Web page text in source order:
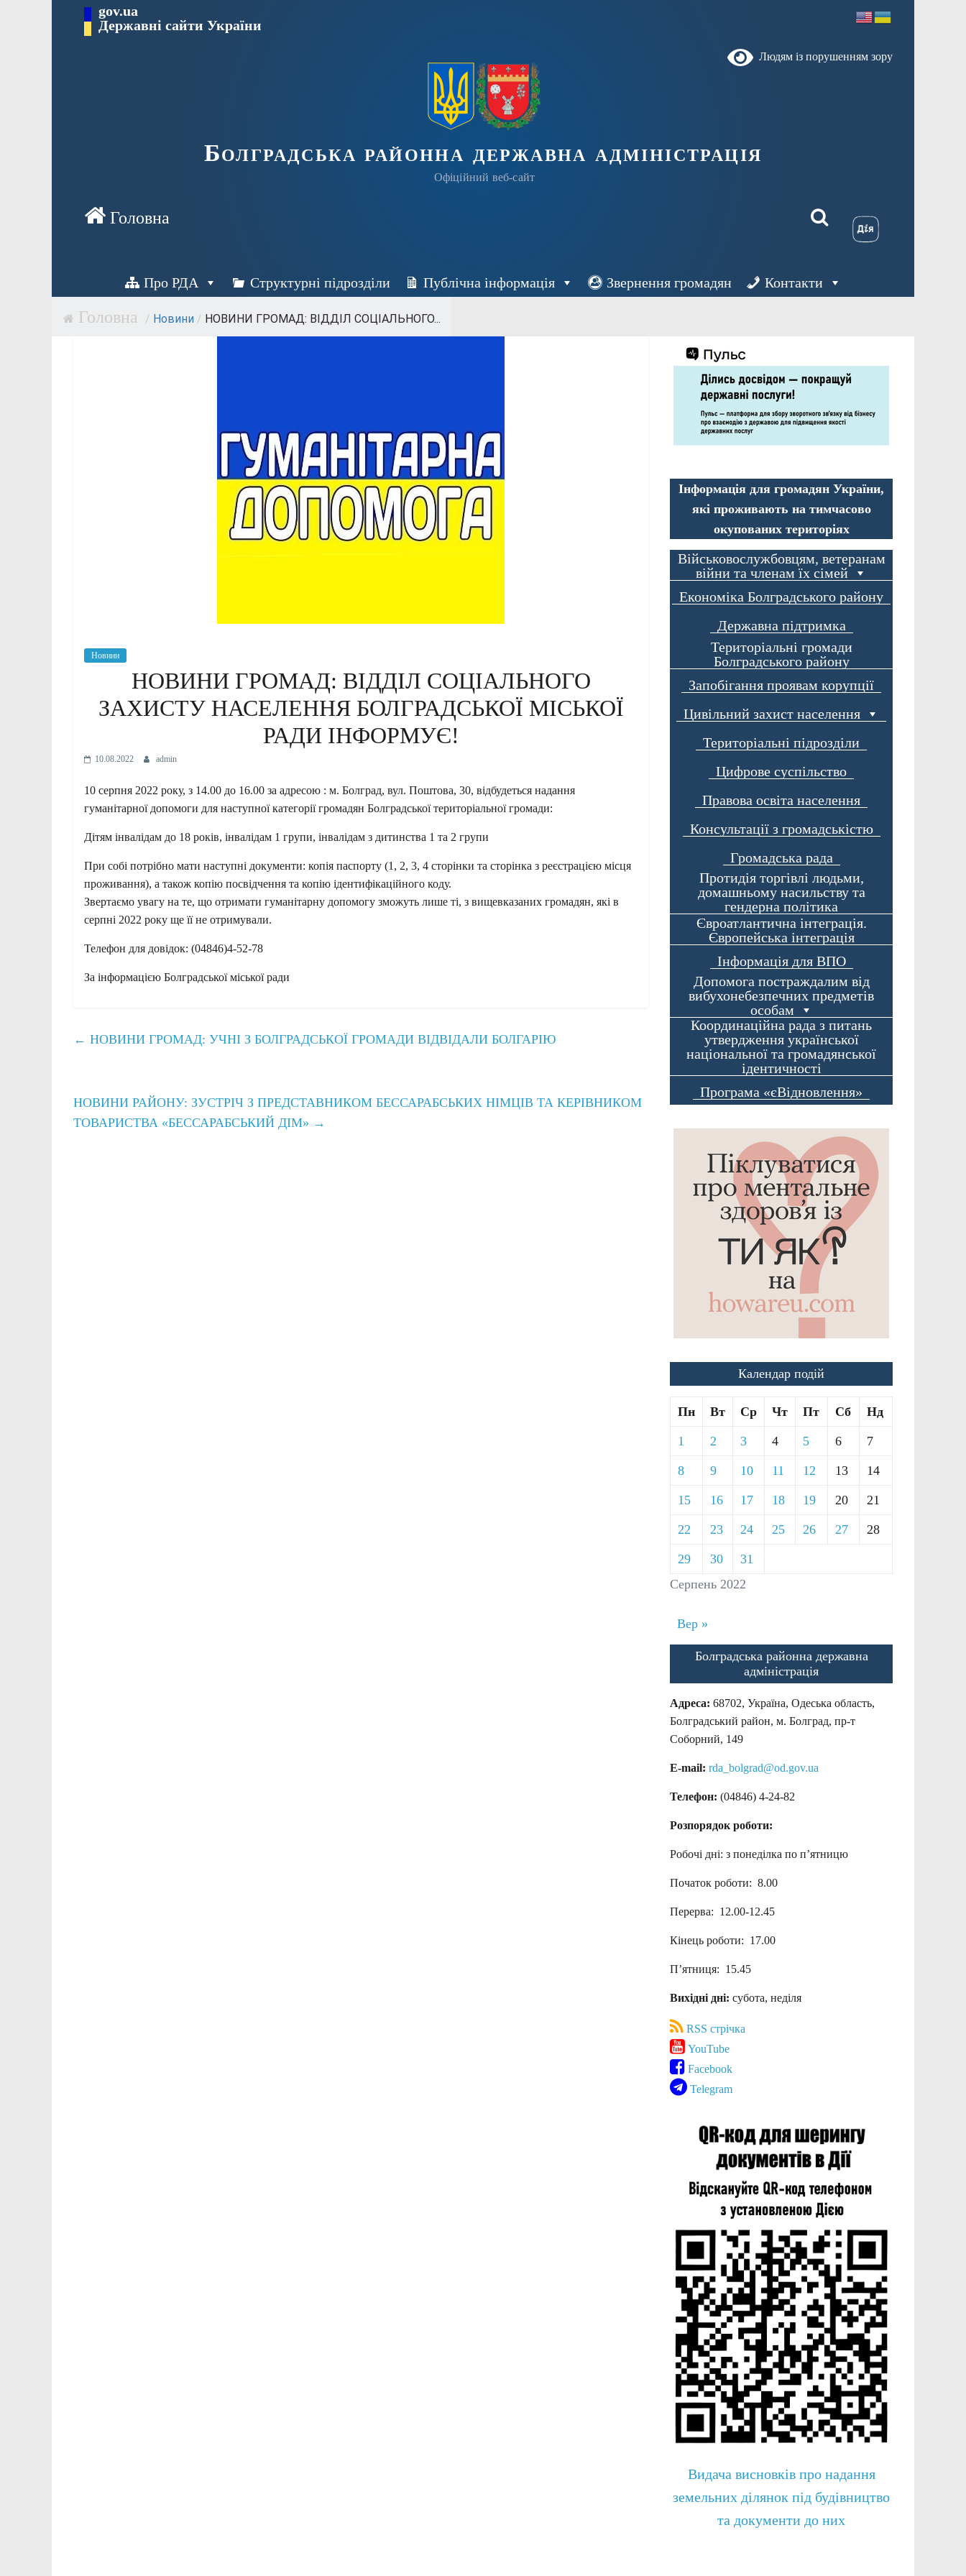
Перейти gov.ua
Державні сайти України
Людям із порушенням зору
Болградська районна державна адміністрація
Офіційний веб-сайт
Про РДА Структурні підрозділи Публічна інформація Звернення громадян Контакти
/ Новини / НОВИНИ ГРОМАД: ВІДДІЛ СОЦІАЛЬНОГО...
Новини
НОВИНИ ГРОМАД: ВІДДІЛ СОЦІАЛЬНОГО
ЗАХИСТУ НАСЕЛЕННЯ БОЛГРАДСЬКОЇ МІСЬКОЇ
РАДИ ІНФОРМУЄ!
10.08.2022 admin
10 серпня 2022 року, з 14.00 до 16.00 за адресою : м. Болград, вул. Поштова, 30, відбудеться надання
гуманітарної допомоги для наступної категорії громадян Болградської територіальної громади:
Дітям інвалідам до 18 років, інвалідам 1 групи, інвалідам з дитинства 1 та 2 групи
При собі потрібно мати наступні документи: копія паспорту (1, 2, 3, 4 сторінки та сторінка з реєстрацією місця
проживання), а також копію посвідчення та копію ідентифікаційного коду.
Звертаємо увагу на те, що отримати гуманітарну допомогу зможуть лише ті, з вищевказаних громадян, які в
серпні 2022 року ще її не отримували.
Телефон для довідок: (04846)4-52-78
За інформацією Болградської міської ради
← НОВИНИ ГРОМАД: УЧНІ З БОЛГРАДСЬКОЇ ГРОМАДИ ВІДВІДАЛИ БОЛГАРІЮ
НОВИНИ РАЙОНУ: ЗУСТРІЧ З ПРЕДСТАВНИКОМ БЕССАРАБСЬКИХ НІМЦІВ ТА КЕРІВНИКОМ
ТОВАРИСТВА «БЕССАРАБСЬКИЙ ДІМ» →
Інформація для громадян України,
які проживають на тимчасово
окупованих територіях
Військовослужбовцям, ветеранам
війни та членам їх сімей
Економіка Болградського району
Державна підтримка
Територіальні громади
Болградського району
Запобігання проявам корупції
Цивільний захист населення
Територіальні підрозділи
Цифрове суспільство
Правова освіта населення
Консультації з громадськістю
Громадська рада
Протидія торгівлі людьми,
домашньому насильству та
гендерна політика
Євроатлантична інтеграція.
Європейська інтеграція
Інформація для ВПО
Допомога постраждалим від
вибухонебезпечних предметів
особам
Координаційна рада з питань
утвердження української
національної та громадянської
ідентичності
Програма «єВідновлення»
Календар подій
Серпень 2022
Пн Вт Ср Чт Пт Сб Нд
1 2 3 4 5 6 7
8 9 10 11 12 13 14
15 16 17 18 19 20 21
22 23 24 25 26 27 28
29 30 31
Вер »
Болградська районна державна
адміністрація
Адреса: 68702, Україна, Одеська область,
Болградський район, м. Болград, пр-т
Соборний, 149
E-mail: rda_bolgrad@od.gov.ua
Телефон: (04846) 4-24-82
Розпорядок роботи:
Робочі дні: з понеділка по п’ятницю
Початок роботи: 8.00
Перерва: 12.00-12.45
Кінець роботи: 17.00
П’ятниця: 15.45
Вихідні дні: субота, неділя
RSS стрічка
YouTube
Facebook
Telegram
Видача висновків про надання
земельних ділянок під будівництво
та документи до них